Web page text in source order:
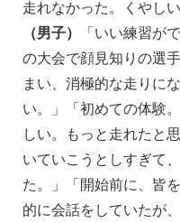
走れなかった。くやし
（男子）
「いい練習が
の大会で顔見知りの選
まい、消極的な走りに
い。」「初めての体験
しい。もっと走れたと
いていこうとしすぎて
た。」「開始前に、皆
的に会話をしていたが